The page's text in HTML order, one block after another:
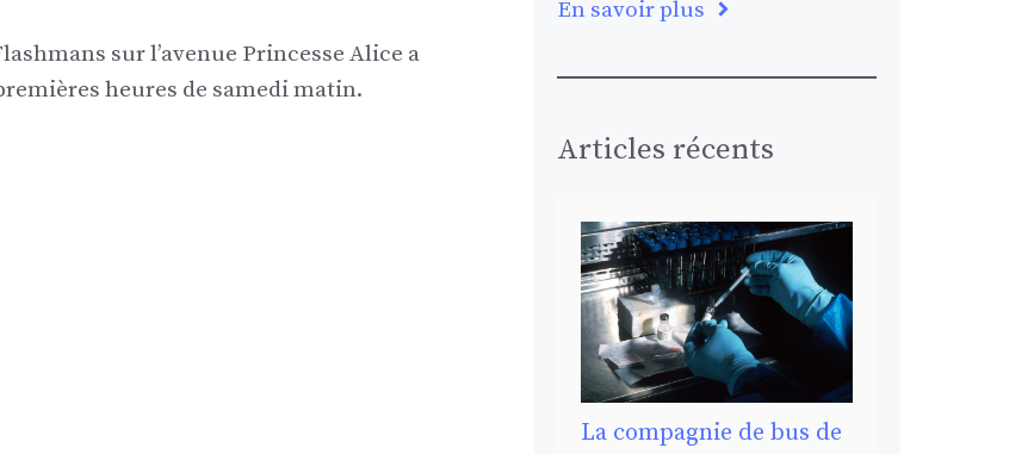
sur l’avenue Princesse Alice a
heures de samedi matin.
En savoir plus
Articles récents
La compagnie de bus de